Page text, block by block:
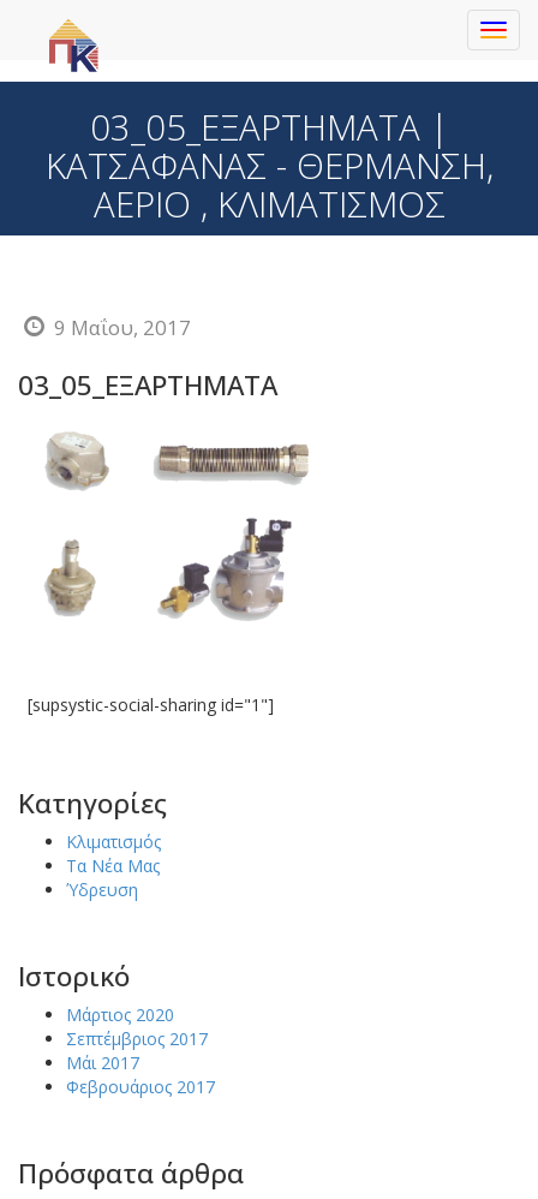
03_05_ΕΞΑΡΤΗΜΑΤΑ |
ΚΑΤΣΑΦΑΝΑΣ - ΘΕΡΜΑΝΣΗ,
ΑΕΡΙΟ , ΚΛΙΜΑΤΙΣΜΟΣ
9 Μαΐου, 2017
03_05_ΕΞΑΡΤΗΜΑΤΑ
[supsystic-social-sharing id="1"]
Kατηγορίες
Κλιματισμός
Τα Νέα Μας
Ύδρευση
Ιστορικό
Μάρτιος 2020
Σεπτέμβριος 2017
Μάι 2017
Φεβρουάριος 2017
Πρόσφατα άρθρα